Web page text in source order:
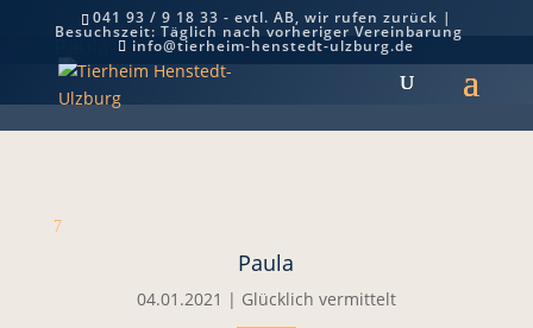
041 93 / 9 18 33 - evtl. AB, wir rufen zurück |
Besuchszeit: Täglich nach vorheriger Vereinbarung
info@tierheim-henstedt-ulzburg.de
Paula
7
Paula
04.01.2021 | Glücklich vermittelt